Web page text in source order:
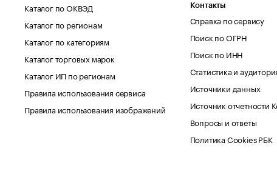
Каталог по ОКВЭД
Каталог по регионам
Каталог по категориям
Каталог торговых марок
Каталог ИП по регионам
Правила использования сервиса
Правила использования изображений
Контакты
Справка по сервису
Поиск по ОГРН
Поиск по ИНН
Статистика и
Источники данных
Источник отчетности
Вопросы и ответы
Политика Cookies РБК